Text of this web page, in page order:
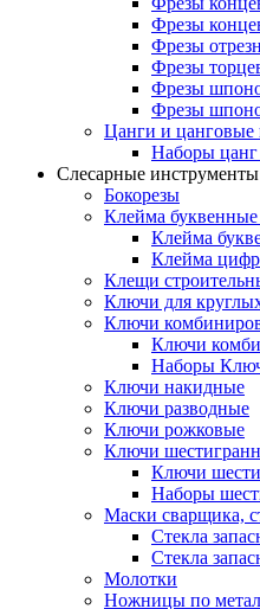
Фрезы
Фрезы
Фрезы
Фрезы
Фрезы
Цанги и цанговые
Наборы цанг
Слесарные инструменты
Бокорезы
Клейма
Клейма
Клейма
Клещи
Ключи для
Ключи
Ключи
Наборы
Ключи накидные
Ключи разводные
Ключи рожковые
Ключи
Ключи
Наборы
Маски сварщика,
Стекла
Стекла
Молотки
Ножницы по